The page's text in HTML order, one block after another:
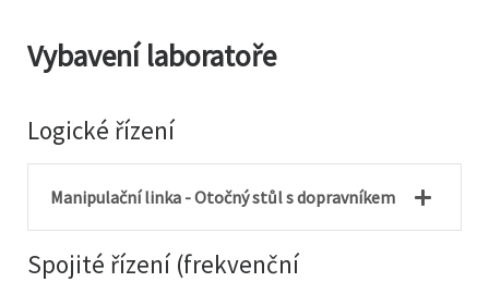
Vybavení laboratoře
Logické řízení
Manipulační linka - Otočný stůl s dopravníkem
Spojité řízení (frekvenční